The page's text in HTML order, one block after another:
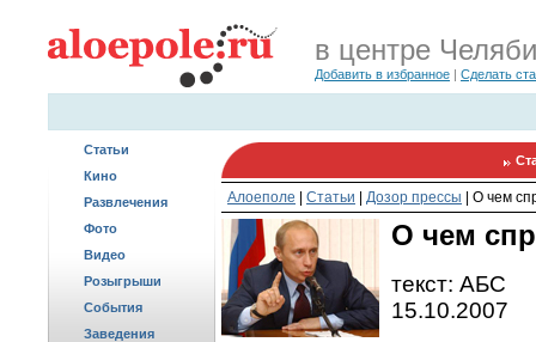
в центре
Добавить в избранное | Сделать
Статьи
Кино
Развлечения
Фото
Видео
Розыгрыши
События
Заведения
Алоеполе Статьи Дозор прессы О чем
О чем
текст: АБС
15.10.2007